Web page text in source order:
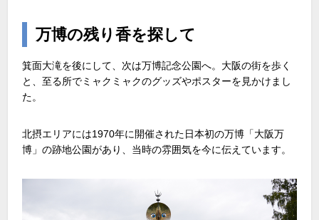
万博の残り香を探して
箕面大滝を後にして、次は万博記念公園へ。大阪の街を歩く
と、至る所でミャクミャクのグッズやポスターを見かけまし
た。
北摂エリアには1970年に開催された日本初の万博「大阪万
博」の跡地公園があり、当時の雰囲気を今に伝えています。